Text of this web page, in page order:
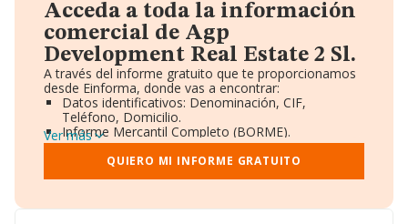
Acceda a toda la información
comercial de Agp
Development Real Estate 2 Sl.
A través del informe gratuito que te proporcionamos
desde Einforma, donde vas a encontrar:
Datos identificativos: Denominación, CIF,
Teléfono, Domicilio.
Informe Mercantil Completo (BORME).
Gráficos de Evolución Ventas y Empleados.
Consejo de Administración y Administradores.
Directivos y Ejecutivos.
Ver más
QUIERO MI INFORME GRATUITO